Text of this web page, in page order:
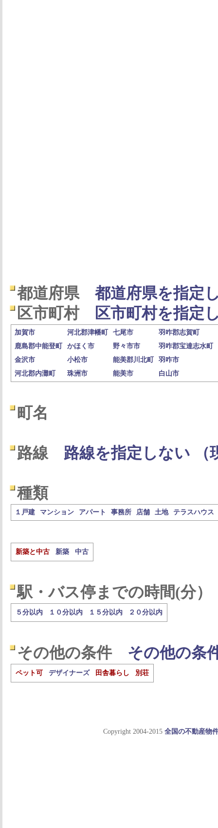
都道府県
都道府県を指定
区市町村
区市町村を指定
加賀市 河北郡津幡町 七尾市
羽咋郡志賀町
鹿島郡中能登町
かほく市 野々市市
羽咋郡宝達志水町
金沢市
小松市 能美郡川北町
羽咋市
河北郡内灘町
珠洲市 能美市 白山市
町名
路線 路線を指定しない （
種類
１戸建 マンション アパート 事務所 店舗 土地 テラスハウス
新築と中古 新築 中古
駅・バス停までの時間(分）
５分以内 １０分以内 １５分以内 ２０分以内
その他の条件 その他の条
ペット可 デザイナーズ 田舎暮らし 別荘
Copyright 2004-2015 全国の不動産物